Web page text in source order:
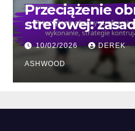
Przeciążenie
strefowej:
wykonanie,
strategie
10/02/2026 DEREK
ASHWOOD